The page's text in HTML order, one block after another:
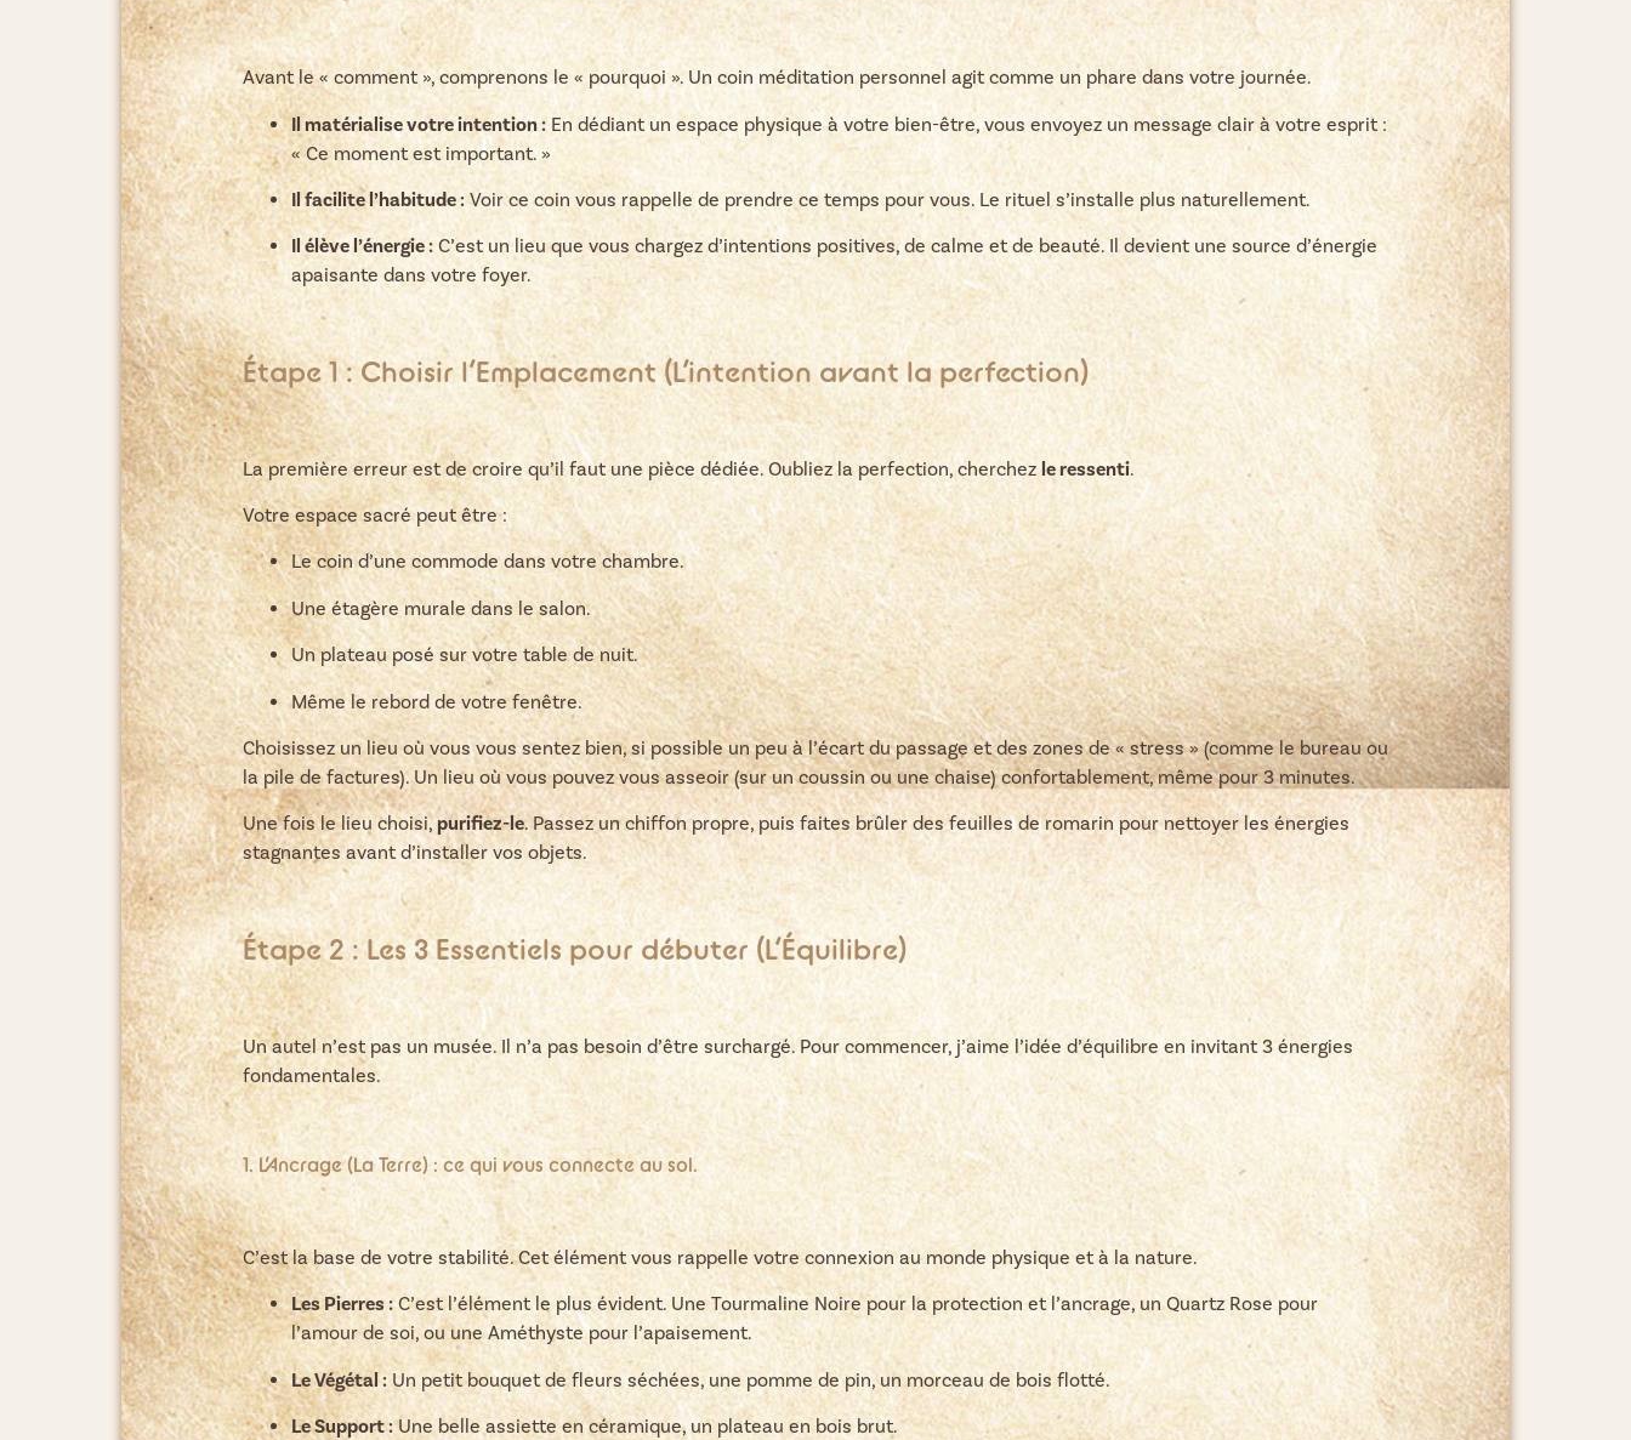
Avant le « comment », comprenons le « pourquoi ». Un coin méditation personnel agit comme un phare dans votre journée.
Il matérialise votre intention : En dédiant un espace physique à votre bien-être, vous envoyez un message clair à votre esprit :
« Ce moment est important. »
Il facilite l’habitude : Voir ce coin vous rappelle de prendre ce temps pour vous. Le rituel s’installe plus naturellement.
Il élève l’énergie :C’est un lieu que vous chargez d’intentions positives, de calme et de beauté. Il devient une source d’énergie
apaisante dans votre foyer.
Étape 1 : Choisir l’Emplacement (L’intention avant la perfection)
La première erreur est de croire qu’il faut une pièce dédiée. Oubliez la perfection, cherchez le ressenti.
Votre espace sacré peut être :
Le coin d’une commode dans votre chambre.
Une étagère murale dans le salon.
Un plateau posé sur votre table de nuit.
Même le rebord de votre fenêtre.
Choisissez un lieu où vous vous sentez bien, si possible un peu à l’écart du passage et des zones de « stress » (comme le bureau ou
la pile de factures). Un lieu où vous pouvez vous asseoir (sur un coussin ou une chaise) confortablement, même pour 3 minutes.
Une fois le lieu choisi,purifiez-le. Passez un chiffon propre, puis faites brûler des feuilles de romarin pour nettoyer les énergies
stagnantes avant d’installer vos objets.
Étape 2 : Les 3 Essentiels pour débuter (L’Équilibre)
Un autel n’est pas un musée. Il n’a pas besoin d’être surchargé. Pour commencer, j’aime l’idée d’équilibre en invitant 3 énergies
fondamentales.
1. L’Ancrage (La Terre) : ce qui vous connecte au sol.
C’est la base de votre stabilité. Cet élément vous rappelle votre connexion au monde physique et à la nature.
Les Pierres : C’est l’élément le plus évident. Une Tourmaline Noire pour la protection et l’ancrage, un Quartz Rose pour
l’amour de soi, ou une Améthyste pour l’apaisement.
Le Végétal :Un petit bouquet de fleurs séchées, une pomme de pin, un morceau de bois flotté.
Le Support :Une belle assiette en céramique, un plateau en bois brut.